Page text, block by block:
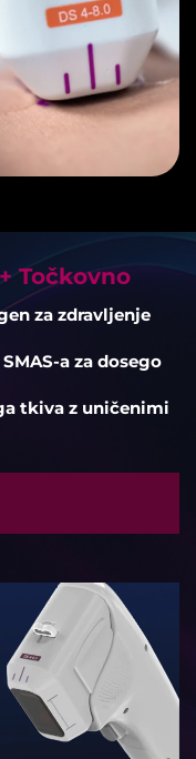
Točkovno
za zdravljenje
a za dosego
tkiva z uničenimi